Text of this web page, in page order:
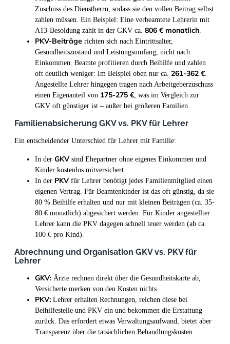
Zuschuss des Dienstherrn, sodass sie den vollen Beitrag selbst
zahlen müssen. Ein Beispiel: Eine verbeamtete Lehrerin mit
A13-Besoldung zahlt in der GKV ca. 806 € monatlich.
PKV-Beiträge richten sich nach Eintrittsalter,
Gesundheitszustand und Leistungsumfang, nicht nach
Einkommen. Beamte profitieren durch Beihilfe und zahlen
oft deutlich weniger: Im Beispiel oben nur ca. 261-362 €.
Angestellte Lehrer hingegen tragen nach Arbeitgeberzuschuss
einen Eigenanteil von 175-275 €, was im Vergleich zur
GKV oft günstiger ist – außer bei größeren Familien.
Familienabsicherung GKV vs. PKV für Lehrer
Ein entscheidender Unterschied für Lehrer mit Familie:
In der GKV sind Ehepartner ohne eigenes Einkommen und
Kinder kostenlos mitversichert.
In der PKV für Lehrer benötigt jedes Familienmitglied einen
eigenen Vertrag. Für Beamtenkinder ist das oft günstig, da sie
80 % Beihilfe erhalten und nur mit kleinen Beiträgen (ca. 35-
80 € monatlich) abgesichert werden. Für Kinder angestellter
Lehrer kann die PKV dagegen schnell teuer werden (ab ca.
100 € pro Kind).
Abrechnung und Organisation GKV vs. PKV für
Lehrer
GKV: Ärzte rechnen direkt über die Gesundheitskarte ab,
Versicherte merken von den Kosten nichts.
PKV: Lehrer erhalten Rechnungen, reichen diese bei
Beihilfestelle und PKV ein und bekommen die Erstattung
zurück. Das erfordert etwas Verwaltungsaufwand, bietet aber
Transparenz über die tatsächlichen Behandlungskosten.